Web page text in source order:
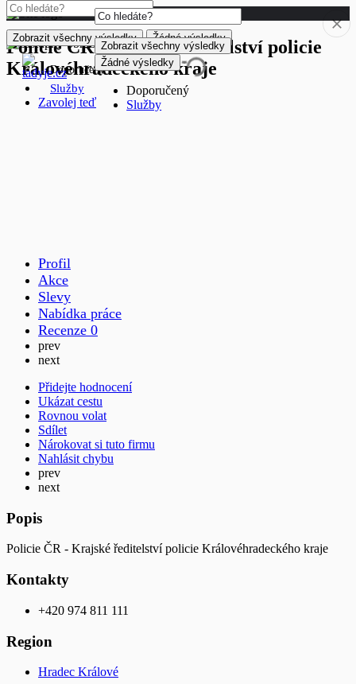
Zobrazit všechny výsledky
Žádné výsledky
Doporučený
Služby
Policie ČR - Krajské ředitelství policie
Královéhradeckého kraje
Zavolej teď
Profil
Akce
Slevy
Nabídka práce
Recenze 0
prev
next
Přidejte hodnocení
Ukázat cestu
Rovnou volat
Sdílet
Nárokovat si tuto firmu
Nahlásit chybu
prev
next
Popis
Policie ČR - Krajské ředitelství policie Královéhradeckého kraje
Kontakty
+420 974 811 111
Region
Hradec Králové
Zobrazit všechny výsledky Žádné výsledky
Doporučený
Služby